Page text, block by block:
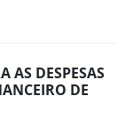
AS DESPESAS
DE